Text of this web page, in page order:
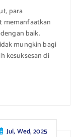
para
memanfaatkan
baik.
mungkin bagi
kesuksesan di
Jul, Wed, 2025